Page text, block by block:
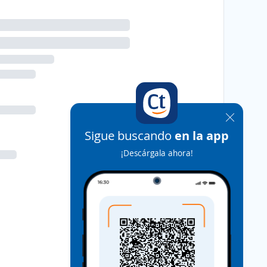
Sigue buscando en la app
¡Descárgala ahora!